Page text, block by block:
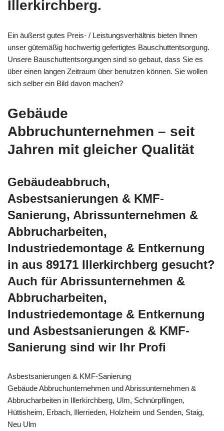
Illerkirchberg.
Ein äußerst gutes Preis- / Leistungsverhältnis bieten Ihnen
unser gütemäßig hochwertig gefertigtes Bauschuttentsorgung.
Unsere Bauschuttentsorgungen sind so gebaut, dass Sie es
über einen langen Zeitraum über benutzen können. Sie wollen
sich selber ein Bild davon machen?
Gebäude
Abbruchunternehmen – seit
Jahren mit gleicher Qualität
Gebäudeabbruch,
Asbestsanierungen & KMF-
Sanierung, Abrissunternehmen &
Abbrucharbeiten,
Industriedemontage & Entkernung
in aus 89171 Illerkirchberg gesucht?
Auch für Abrissunternehmen &
Abbrucharbeiten,
Industriedemontage & Entkernung
und Asbestsanierungen & KMF-
Sanierung sind wir Ihr Profi
Asbestsanierungen & KMF-Sanierung
Gebäude Abbruchunternehmen und Abrissunternehmen &
Abbrucharbeiten in Illerkirchberg, Ulm, Schnürpflingen,
Hüttisheim, Erbach, Illerrieden, Holzheim und Senden, Staig,
Neu Ulm